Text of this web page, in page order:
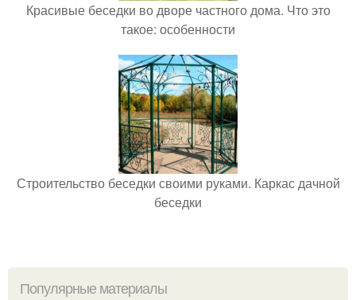
Красивые беседки во дворе частного дома. Что это
такое: особенности
Строительство беседки своими руками. Каркас дачной
беседки
Популярные материалы